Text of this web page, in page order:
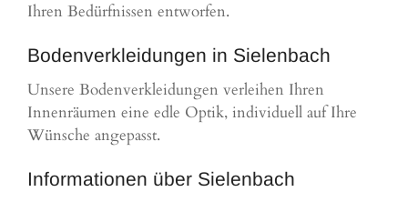
Ihren Bedürfnissen entworfen.
Bodenverkleidungen in Sielenbach
Unsere Bodenverkleidungen verleihen Ihren
Innenräumen eine edle Optik, individuell auf Ihre
Wünsche angepasst.
Informationen über Sielenbach